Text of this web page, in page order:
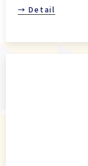
→ Detail